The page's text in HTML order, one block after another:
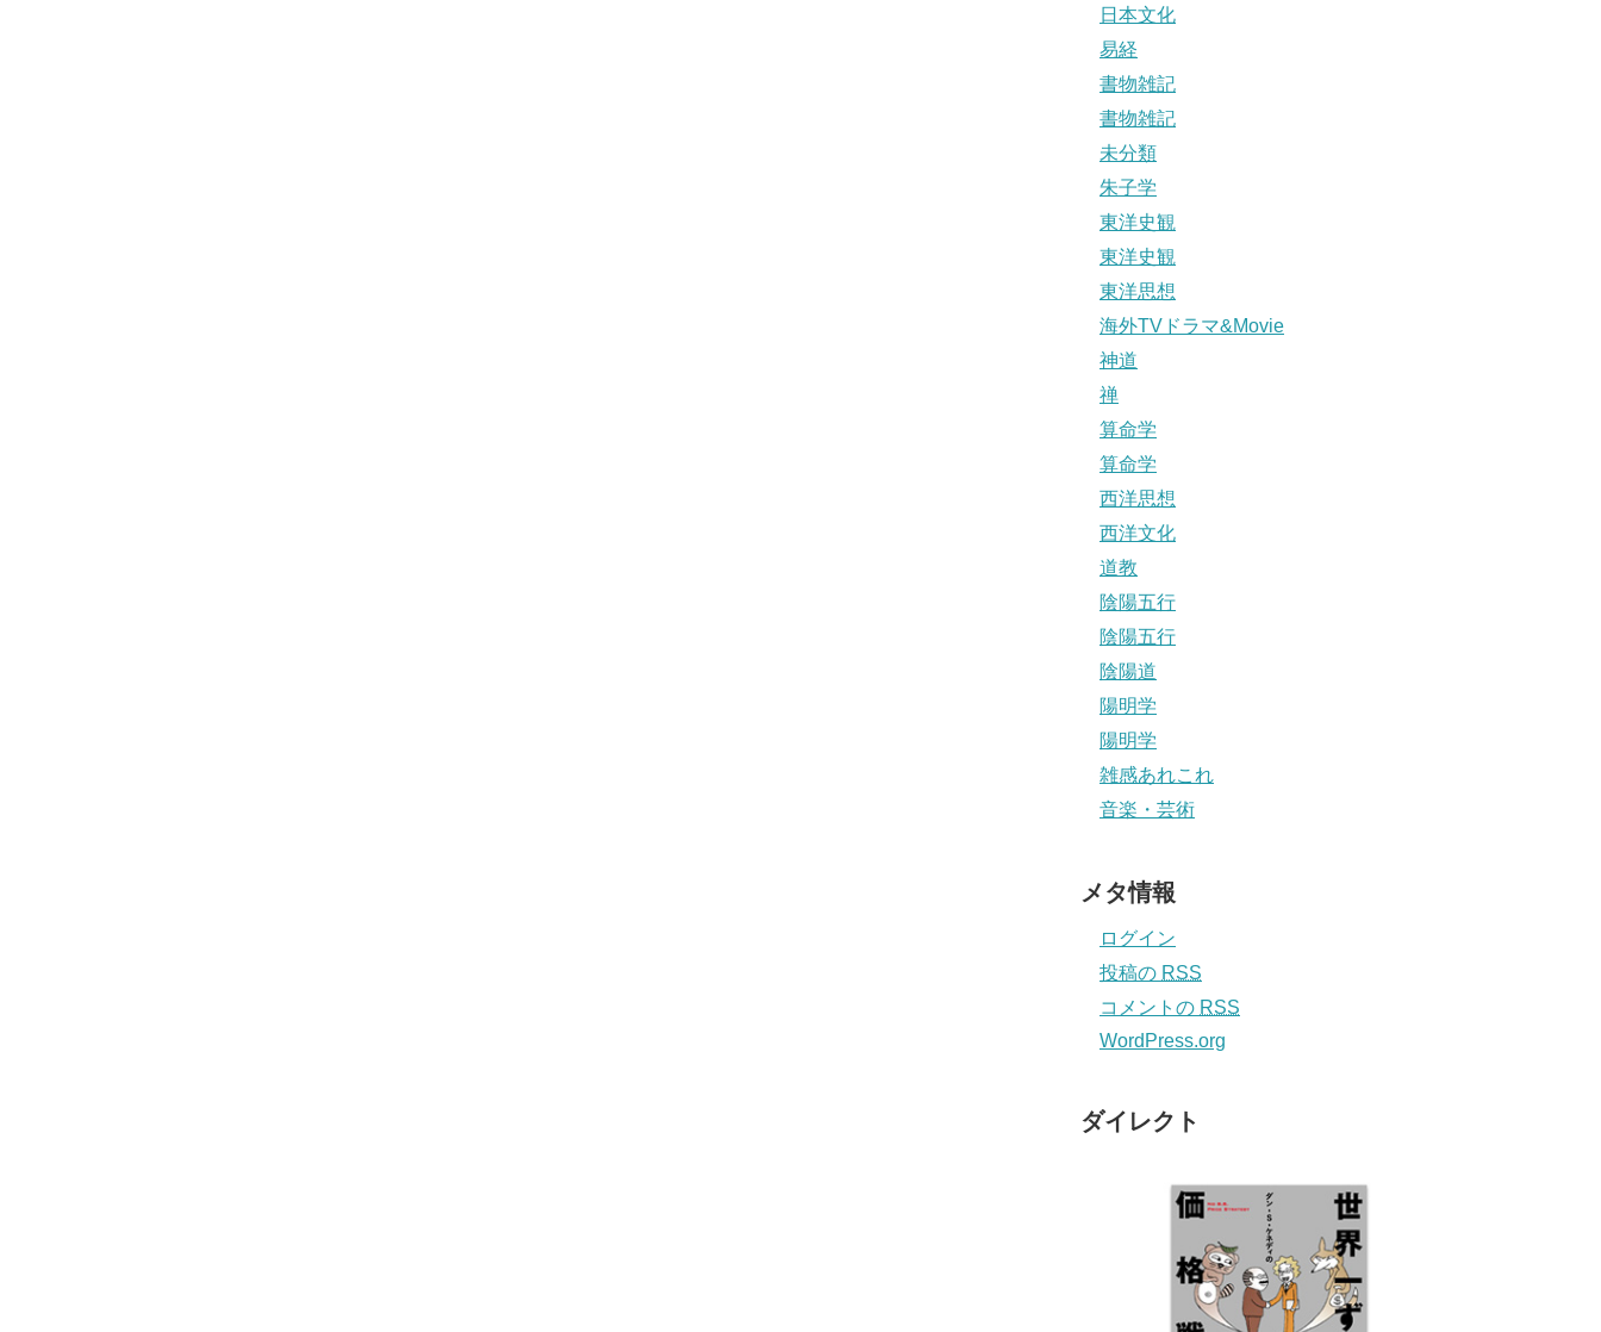
日本文化
易経
書物雑記
書物雑記
未分類
朱子学
東洋史観
東洋史観
東洋思想
海外TVドラマ&Movie
神道
禅
算命学
算命学
西洋思想
西洋文化
道教
陰陽五行
陰陽五行
陰陽道
陽明学
陽明学
雑感あれこれ
音楽・芸術
メタ情報
ログイン
投稿の RSS
コメントの RSS
WordPress.org
ダイレクト